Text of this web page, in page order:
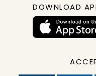
DOWNLOAD